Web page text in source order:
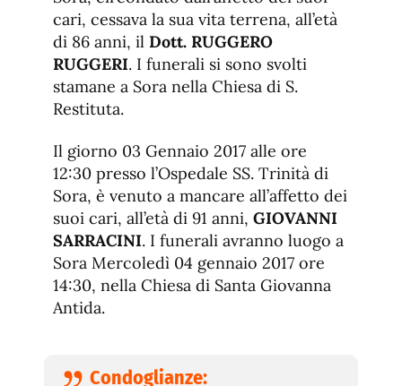
cari, cessava la sua vita terrena, all’età
di 86 anni, il Dott. RUGGERO
RUGGERI. I funerali si sono svolti
stamane a Sora nella Chiesa di S.
Restituta.
Il giorno 03 Gennaio 2017 alle ore
12:30 presso l’Ospedale SS. Trinità di
Sora, è venuto a mancare all’affetto dei
suoi cari, all’età di 91 anni, GIOVANNI
SARRACINI. I funerali avranno luogo a
Sora Mercoledì 04 gennaio 2017 ore
14:30, nella Chiesa di Santa Giovanna
Antida.
Condoglianze: